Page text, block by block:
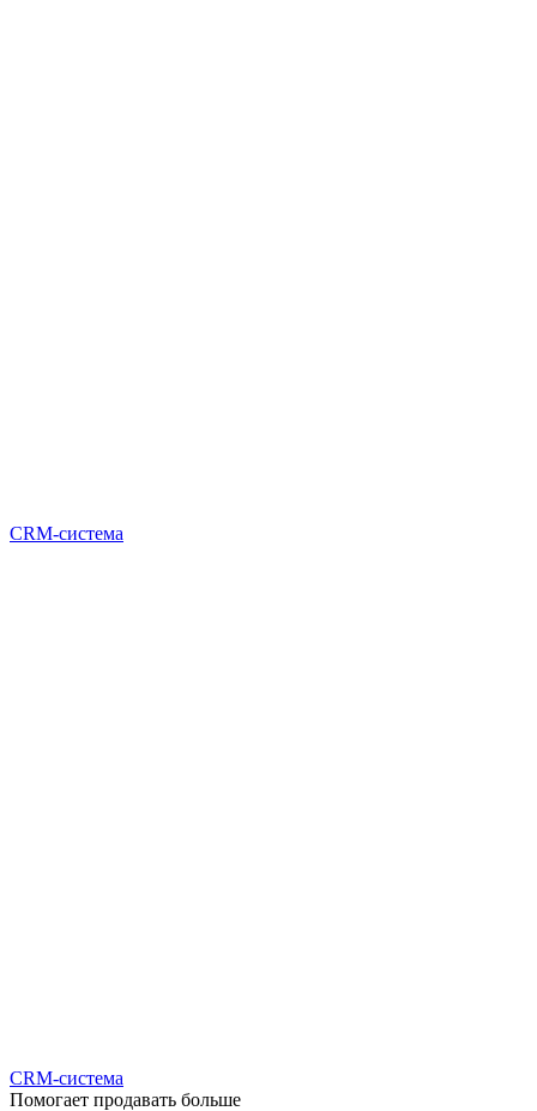
CRM-система
CRM-система
Помогает продавать больше